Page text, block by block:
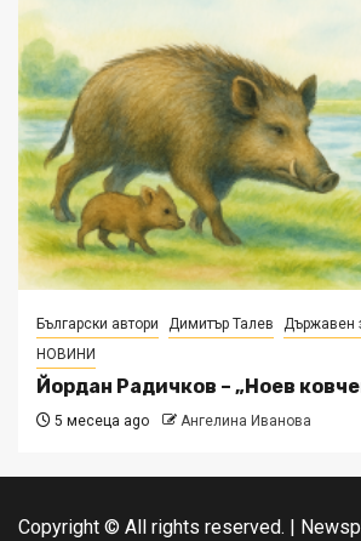
Български автори Димитър Талев
Държавен
НОВИНИ
Йордан Радичков – „Ноев
5 месеца ago Ангелина Иванова
Copyright © All rights reserved. |